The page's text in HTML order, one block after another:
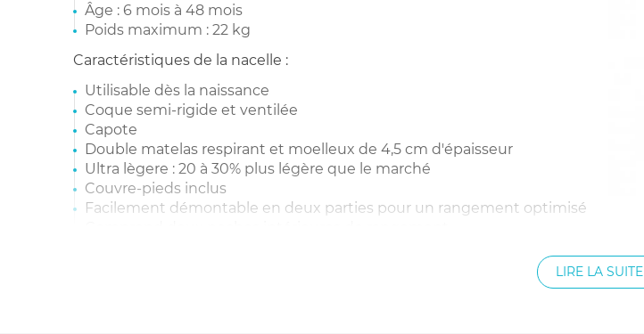
Âge : 6 mois à 48 mois
Poids maximum : 22 kg
Caractéristiques de la nacelle :
Utilisable dès la naissance
Coque semi-rigide et ventilée
Capote
Double matelas respirant et moelleux de 4,5 cm d'épaisseur
Ultra lègere : 20 à 30% plus légère que le marché
Couvre-pieds inclus
Facilement démontable en deux parties pour un rangement optimisé
LIRE LA SUITE